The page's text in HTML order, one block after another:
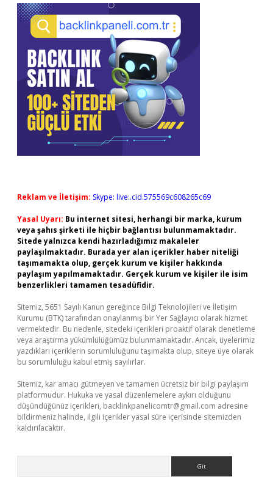
Reklam ve İletişim: Skype: live:.cid.575569c608265c69
Yasal Uyarı: Bu internet sitesi, herhangi bir marka, kurum
veya şahıs şirketi ile hiçbir bağlantısı bulunmamaktadır.
Sitede yalnızca kendi hazırladığımız makaleler
paylaşılmaktadır. Burada yer alan içerikler haber niteliği
taşımamakta olup, gerçek kurum ve kişiler hakkında
paylaşım yapılmamaktadır. Gerçek kurum ve kişiler ile isim
benzerlikleri tamamen tesadüfidir.
Sitemiz, 5651 Sayılı Kanun gereğince Bilgi Teknolojileri ve İletişim
Kurumu (BTK) tarafından onaylanmış bir Yer Sağlayıcı olarak hizmet
vermektedir. Bu nedenle, sitedeki içerikleri proaktif olarak denetleme
veya araştırma yükümlülüğümüz bulunmamaktadır. Ancak, üyelerimiz
yazdıkları içeriklerin sorumluluğunu taşımakta olup, siteye üye olarak
bu sorumluluğu kabul etmiş sayılırlar.
Sitemiz, kar amacı gütmeyen ve tamamen ücretsiz bir bilgi paylaşım
platformudur. Hukuka ve yasal düzenlemelere aykırı olduğunu
düşündüğünüz içerikleri, backlinkpanelicomtr@gmail.com adresine
bildirmeniz halinde, ilgili içerikler yasal süre içerisinde sitemizden
kaldırılacaktır.